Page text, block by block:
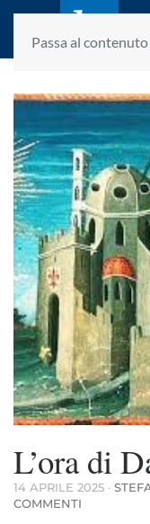
Passa al
L’ora di
14 APRILE 2025 ·
COMMENTI